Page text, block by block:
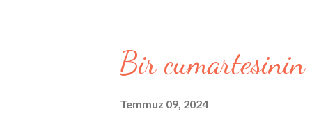
sanayiciyim. Bu yüzden
bir şemsiye tamircisi, yazmış
Bir cumartesinin
Temmuz 09, 2024